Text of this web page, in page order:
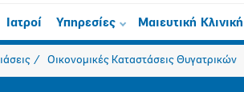
Ιατροί Υπηρεσίες Μαιευτική Κλινική
Οικονομικές Καταστάσεις Θυγατρικών